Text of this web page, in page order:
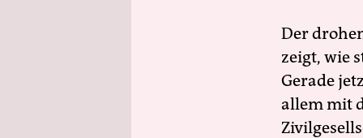
Der
zeigt, wie
Gerade
allem mit